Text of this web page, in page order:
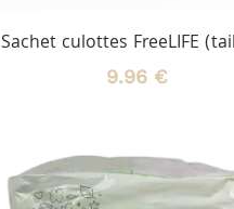
Sachet culottes FreeLIFE
9.96 €